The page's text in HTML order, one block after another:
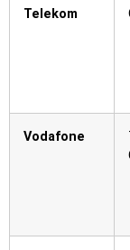
Telekom
Vodafone